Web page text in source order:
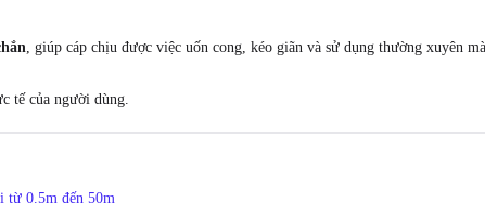
|
|
3M
, giúp cáp chịu được việc uốn cong, kéo giãn và sử dụng thường xuyên
tế của người dùng.
từ 0.5m đến 50m